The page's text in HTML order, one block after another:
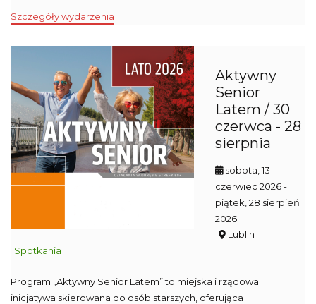
Szczegóły wydarzenia
Aktywny
Senior
Latem / 30
czerwca - 28
sierpnia
sobota, 13
czerwiec 2026-
piątek, 28 sierpień
2026
Lublin
Spotkania
Program „Aktywny Senior Latem” to miejska i rządowa
inicjatywa skierowana do osób starszych, oferująca